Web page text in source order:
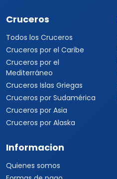
Cruceros
Todos los Cruceros
Cruceros por el Caribe
Cruceros por el
Mediterráneo
Cruceros Islas Griegas
Cruceros por Sudamérica
Cruceros por Asia
Cruceros por Alaska
Informacion
Quienes somos